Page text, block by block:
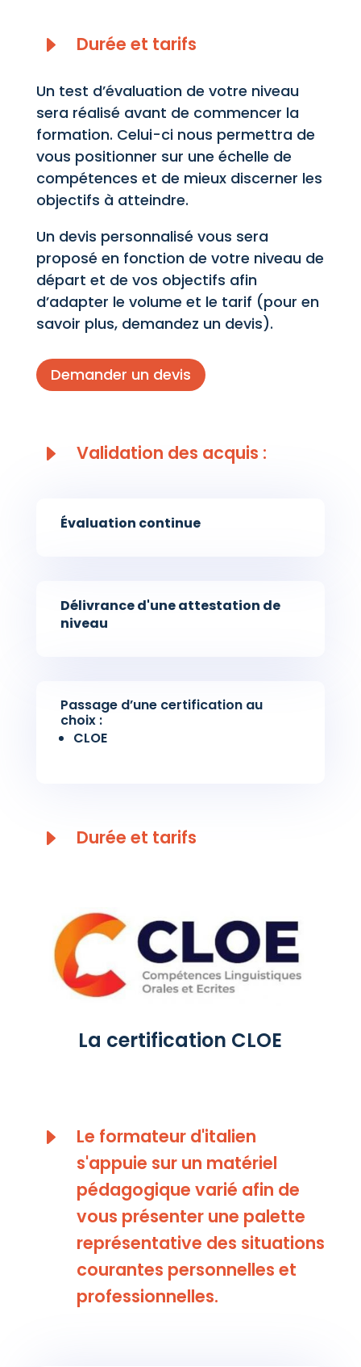
E Durée et tarifs
Un test d’évaluation de votre niveau
sera réalisé avant de commencer la
formation. Celui-ci nous permettra de
vous positionner sur une échelle de
compétences et de mieux discerner les
objectifs à atteindre.
Un devis personnalisé vous sera
proposé en fonction de votre niveau de
départ et de vos objectifs afin
d’adapter le volume et le tarif (pour en
savoir plus, demandez un devis).
Demander un devis
E Validation des acquis :
Évaluation continue
Délivrance d'une attestation de
niveau
Passage d’une certification au
choix :
CLOE
E Durée et tarifs
La certification CLOE
E
Le formateur d'italien
s'appuie sur un matériel
pédagogique varié afin de
vous présenter une palette
représentative des situations
courantes personnelles et
professionnelles.